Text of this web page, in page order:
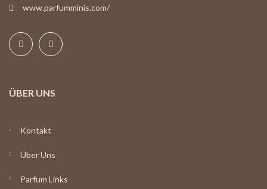
www.parfumminis.com/
ÜBER UNS
Kontakt
Über Uns
Parfum Links